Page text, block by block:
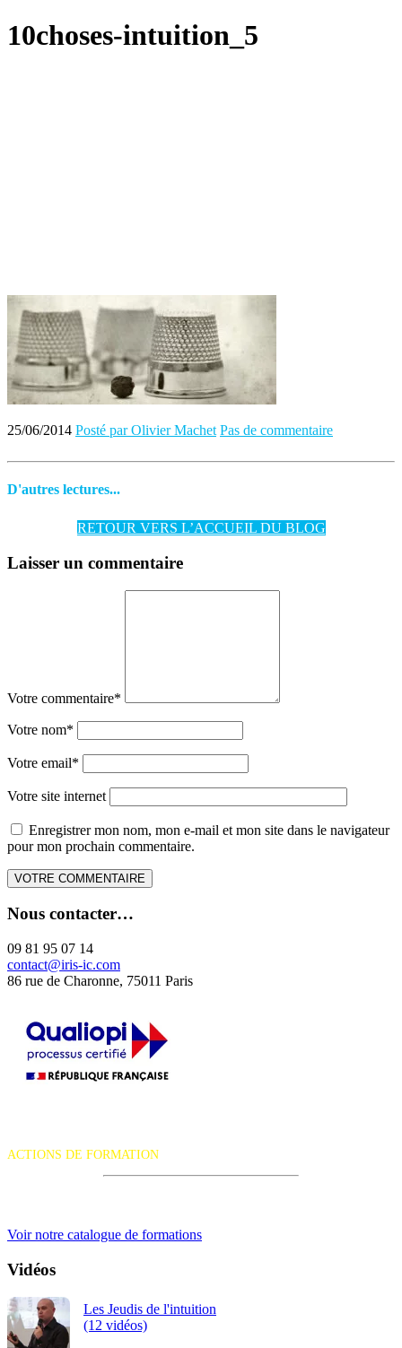
10choses-intuition_5
25/06/2014 Posté par Olivier Machet Pas de commentaire
D'autres lectures...
RETOUR VERS L’ACCUEIL DU BLOG
Laisser un commentaire
Votre commentaire*
Votre nom*
Votre email*
Votre site internet
Enregistrer mon nom, mon e-mail et mon site dans le navigateur
pour mon prochain commentaire.
Nous contacter…
09 81 95 07 14
contact@iris-ic.com
86 rue de Charonne, 75011 Paris
ACTIONS DE FORMATION
Voir notre catalogue de formations
Vidéos
Les Jeudis de l'intuition
(12 vidéos)